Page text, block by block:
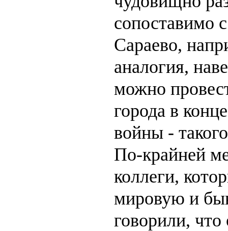
сопоставимо
Сараево,
аналогия,
можно
города в
войны -
По-крайней
коллеги,
мировую и
говорили,